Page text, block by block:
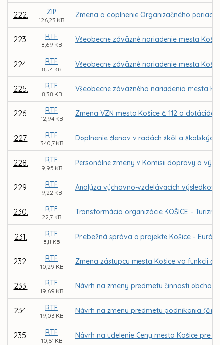
222. ZIP
126,23 KB
Zmena a doplnenie Organizačného
223. RTF
8,69 KB
Všeobecne záväzné nariadenie mesta
224. RTF
8,54 KB
Všeobecne záväzné nariadenie mesta
225. RTF
8,38 KB
Všeobecne záväzného nariadenia mesta
226. RTF
12,94 KB
Zmena VZN mesta Košice č. 112 o
227. RTF
340,7 KB
Doplnenie členov v radách škôl a
228. RTF
9,95 KB
Personálne zmeny v Komisii dopravy a
229. RTF
9,22 KB
Analýza výchovno-vzdelávacích výsledkov,
230. RTF
22,7 KB
Transformácia organizácie KOŠICE –
231. RTF
8,11 KB
Priebežná správa o projekte Košice –
232. RTF
10,29 KB
Zmena zástupcu mesta Košice vo funkcii
233. RTF
19,69 KB
Návrh na zmeny predmetu činnosti
234. RTF
19,03 KB
Návrh na zmenu predmetu podnikania
235. RTF
10,61 KB
Návrh na udelenie Ceny mesta Košice pre